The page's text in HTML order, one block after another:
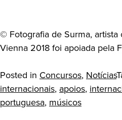
© Fotografia de Surma, artista
Vienna 2018 foi apoiada pela
Posted in Concursos, Notícias
internacionais, apoios,
portuguesa, músicos